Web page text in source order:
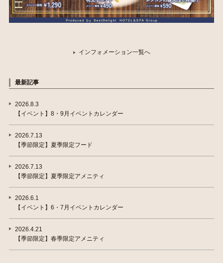
インフォメーション一覧へ
最新記事
2026.8.3
【イベント】8・9月イベントカレンダー
2026.7.13
【季節限定】夏季限定フード
2026.7.13
【季節限定】夏季限定アメニティ
2026.6.1
【イベント】6・7月イベントカレンダー
2026.4.21
【季節限定】春季限定アメニティ